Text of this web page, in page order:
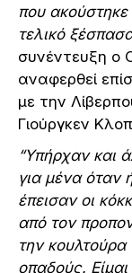
που ακούστηκε
τελικό
συνέντευξη ο
αναφερθεί
με την
Γιούργκεν
“Υπήρχαν και
για μένα όταν
έπεισαν οι
από τον
την κουλτούρα
οπαδούς.